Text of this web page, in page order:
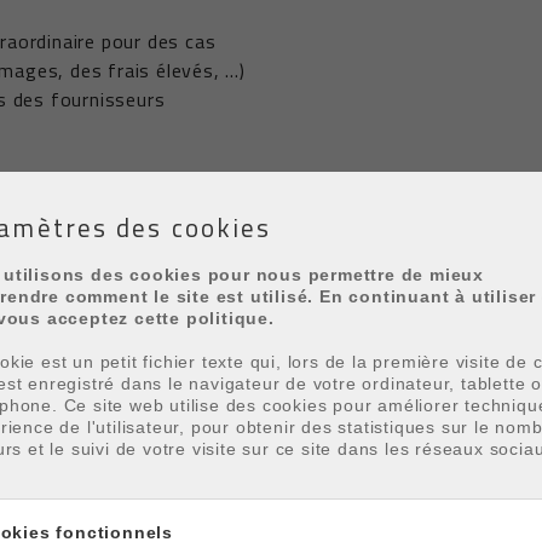
pour des cas
des frais élevés, …)
des fournisseurs
et en informer les copropriétaires
dépenses imprévues
justice (par exemple dans les actions
en justice)
une maison à Oostduinkerke ?
secondaire sur
de passer des
des cookies
utilisons des cookies pour nous permettre de mieux
comment le site est utilisé. En continuant à utiliser
acceptez cette politique.
est un petit fichier texte qui, lors de la première visite de
enregistré dans le navigateur de votre ordinateur, tablette
Ce site web utilise des cookies pour améliorer
de l'utilisateur, pour obtenir des statistiques sur le
et le suivi de votre visite sur ce site dans les réseaux
fonctionnels